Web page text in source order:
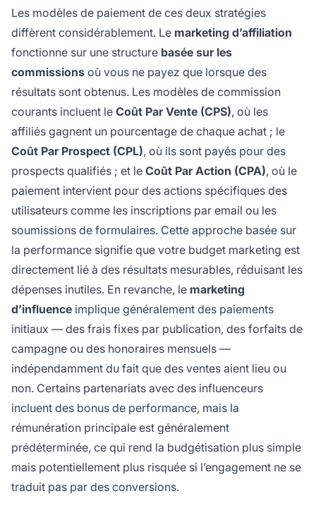
Les modèles de paiement de ces deux stratégies
diffèrent considérablement. Le marketing d’affiliation
fonctionne sur une structure basée sur les
commissions où vous ne payez que lorsque des
résultats sont obtenus. Les modèles de commission
courants incluent le Coût Par Vente (CPS), où les
affiliés gagnent un pourcentage de chaque achat ; le
Coût Par Prospect (CPL), où ils sont payés pour des
prospects qualifiés ; et le Coût Par Action (CPA), où le
paiement intervient pour des actions spécifiques des
utilisateurs comme les inscriptions par email ou les
soumissions de formulaires. Cette approche basée sur
la performance signifie que votre budget marketing est
directement lié à des résultats mesurables, réduisant les
dépenses inutiles. En revanche, le marketing
d’influence implique généralement des paiements
initiaux — des frais fixes par publication, des forfaits de
campagne ou des honoraires mensuels —
indépendamment du fait que des ventes aient lieu ou
non. Certains partenariats avec des influenceurs
incluent des bonus de performance, mais la
rémunération principale est généralement
prédéterminée, ce qui rend la budgétisation plus simple
mais potentiellement plus risquée si l’engagement ne se
traduit pas par des conversions.